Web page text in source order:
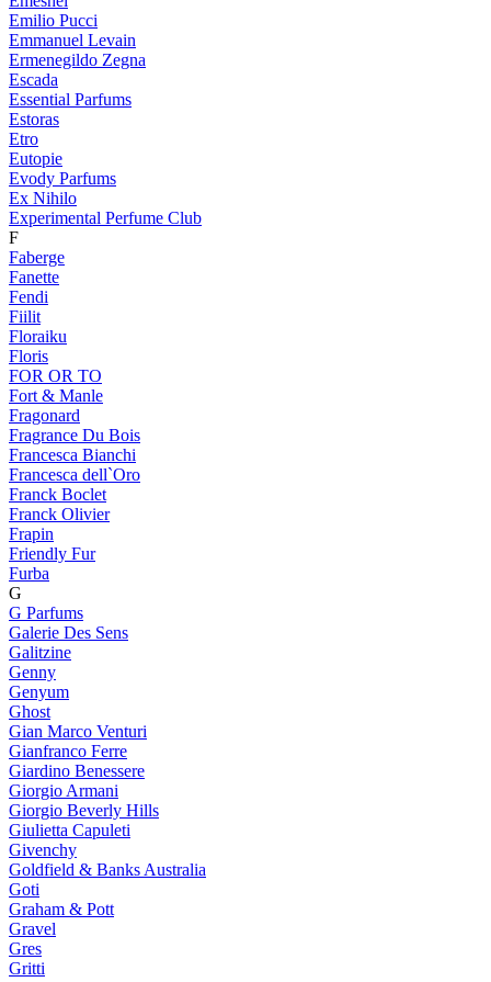
Emilio Pucci
Emmanuel Levain
Ermenegildo Zegna
Escada
Essential Parfums
Estoras
Etro
Eutopie
Evody Parfums
Ex Nihilo
Experimental Perfume Club
F
Faberge
Fanette
Fendi
Fiilit
Floraiku
Floris
FOR OR TO
Fort & Manle
Fragonard
Fragrance Du Bois
Francesca Bianchi
Francesca dell`Oro
Franck Boclet
Franck Olivier
Frapin
Friendly Fur
Furba
G
G Parfums
Galerie Des Sens
Galitzine
Genny
Genyum
Ghost
Gian Marco Venturi
Gianfranco Ferre
Giardino Benessere
Giorgio Armani
Giorgio Beverly Hills
Giulietta Capuleti
Givenchy
Goldfield & Banks Australia
Goti
Graham & Pott
Gravel
Gres
Gritti